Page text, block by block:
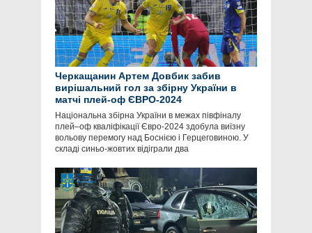
Черкащанин Артем Довбик забив
вирішальний гол за збірну України в
матчі плей-оф ЄВРО-2024
Національна збірна України в межах півфіналу
плей–оф кваліфікації Євро-2024 здобула виїзну
вольову перемогу над Боснією і Герцеговиною. У
складі синьо-жовтих відіграли два